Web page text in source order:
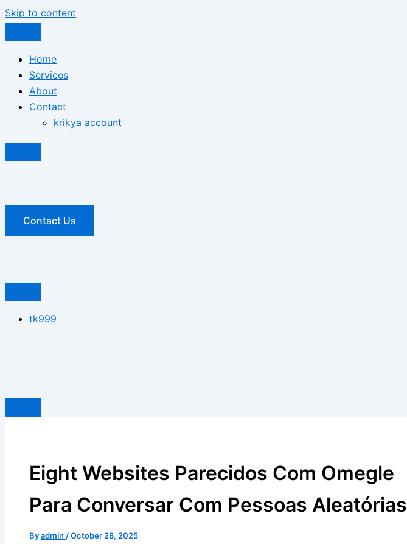
Skip to content
Home
Services
About
Contact
krikya account
Contact Us
tk999
Eight Websites Parecidos Com Omegle
Para Conversar Com Pessoas Aleatórias
Byadmin /October 28, 2025